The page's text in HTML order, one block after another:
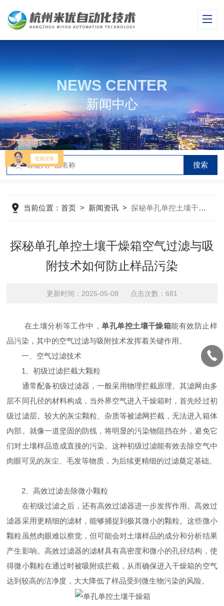
NEWS CENTER
新闻中心
当前位置：首页 > 新闻资讯 >探秘单孔单控土壤干燥箱空气过滤与吸附技术如何防止样品污染
探秘单孔单控土壤干燥箱空气过滤与吸
附技术如何防止样品污染
更新时间：2025-05-08 点击次数：681
在土壤分析等工作中，单孔单控土壤干燥箱能有效防止样
品污染，其中的空气过滤与吸附技术发挥着关键作用。
一、空气过滤技术
1、初级过滤拦截大颗粒
通常配备初级过滤器，一般采用物理拦截原理。其滤网由多
层不同孔径的材料构成，当外界空气进入干燥箱时，首先经过初
级过滤层。较大的灰尘颗粒、杂质等被滤网拦截，无法进入箱体
内部。就像一道坚固的防线，将明显的污染物阻挡在外，避免它
们对土壤样品造成直接的污染。这种初级过滤能有效去除空气中
肉眼可见的灰尘、毛发等物质，为后续更精细的过滤奠定基础。
2、高效过滤去除微小颗粒
在初级过滤之后，还有高效过滤器进一步发挥作用。高效过
滤器采用更精细的滤材，能够捕捉到极其微小的颗粒。这些微小
颗粒虽然肉眼难以察觉，但可能会对土壤样品的成分和分析结果
产生影响。高效过滤器的滤材具有高密度和微小的孔径结构，使
得微小颗粒在通过时被吸附或拦截，从而确保进入干燥箱的空气
达到较高的洁净度，大大降低了样品受到微生物污染的风险。